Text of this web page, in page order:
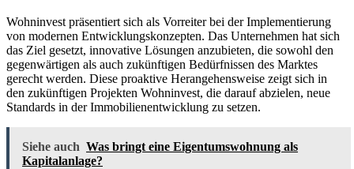
Wohninvest präsentiert sich als Vorreiter bei der Implementierung
von modernen Entwicklungskonzepten. Das Unternehmen hat sich
das Ziel gesetzt, innovative Lösungen anzubieten, die sowohl den
gegenwärtigen als auch zukünftigen Bedürfnissen des Marktes
gerecht werden. Diese proaktive Herangehensweise zeigt sich in
den zukünftigen Projekten Wohninvest, die darauf abzielen, neue
Standards in der Immobilienentwicklung zu setzen.
Siehe auch Was bringt eine Eigentumswohnung als
Kapitalanlage?